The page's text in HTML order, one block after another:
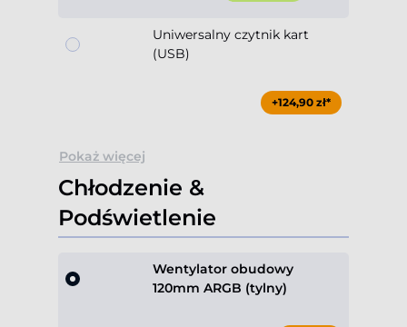
Uniwersalny czytnik kart
(USB)
+124,90 zł*
Pokaż więcej
Chłodzenie &
Podświetlenie
Wentylator obudowy
120mm ARGB (tylny)